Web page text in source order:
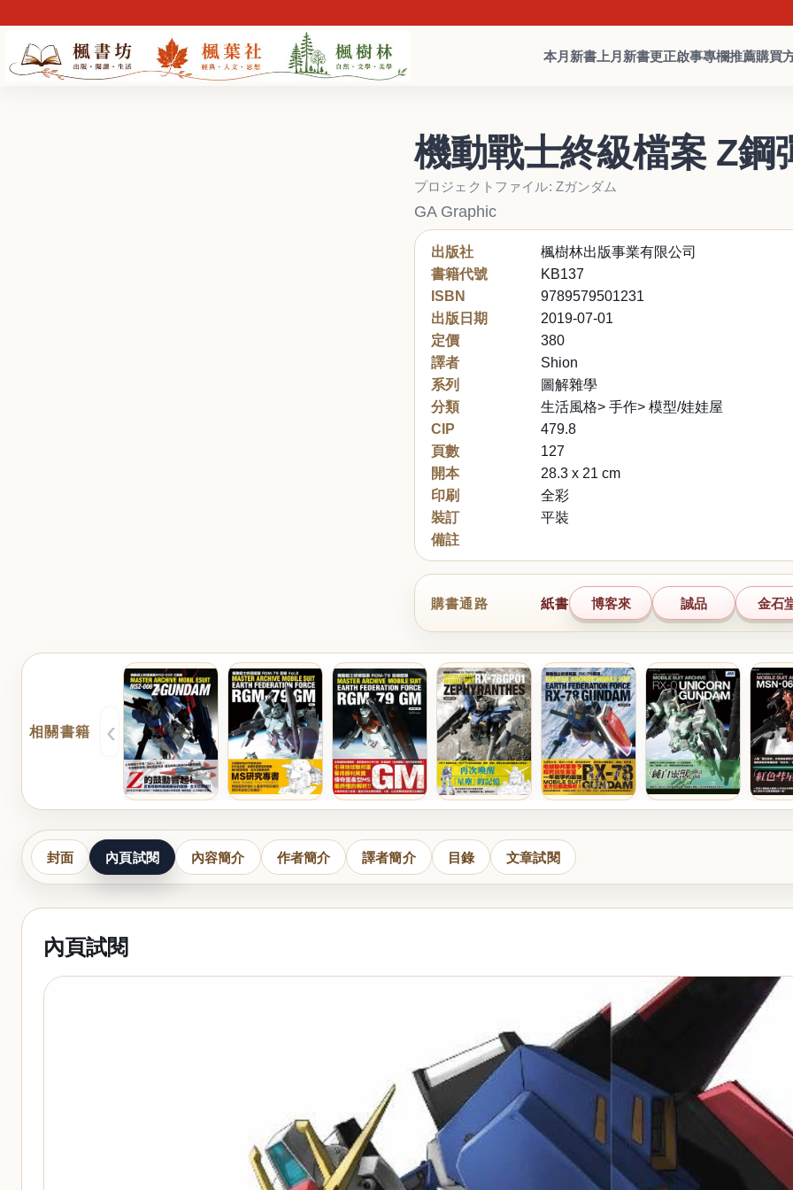
本月新書 上月新書更正啟事專欄推薦購買
機動戰士終級檔案 Z鋼
プロジェクトファイル: Zガンダム
GA Graphic
出版社
楓樹林出版事業有限公司
書籍代號
KB137
ISBN
9789579501231
出版日期
2019-07-01
定價
380
譯者
Shion
系列
圖解雜學
分類
生活風格> 手作> 模型/娃娃屋
CIP
479.8
頁數
127
開本
28.3 x 21 cm
印刷
全彩
裝訂
平裝
備註
購書通路 紙書 博客來 誠品 金石
相關書籍 ‹
封面 內頁試閱 內容簡介 作者簡介 譯者簡介 目錄 文章試閱
內頁試閱